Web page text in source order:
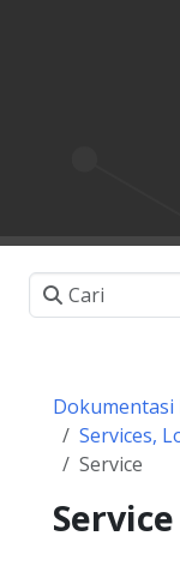
Dokumentasi
Services,
Service
Service